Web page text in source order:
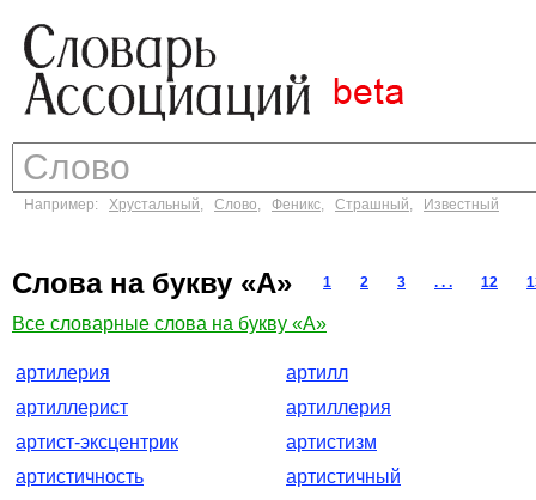
Например: Хрустальный, Слово, Феникс, Страшный, Известный
Слова на букву «А» 1 2 3 . . . 12
Все словарные слова на букву «А»
артилерия
артилл
артиллерист
артиллерия
артист-эксцентрик
артистизм
артистичность
артистичный